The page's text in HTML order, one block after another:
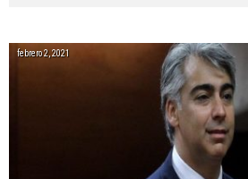
febrero 2, 2021